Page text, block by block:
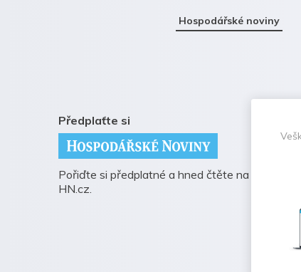
Hospodářské noviny
Předplaťte si
Pořiďte si předplatné a hned čtěte na
HN.cz.